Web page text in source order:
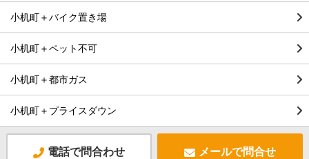
小机町＋バイク置き場
小机町＋ペット不可
小机町＋都市ガス
小机町＋プライスダウン
電話で問合わせ メールで問合せ